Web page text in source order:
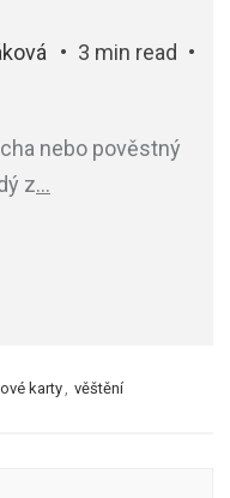
3 min read
nebo pověstný
z…
karty věštění